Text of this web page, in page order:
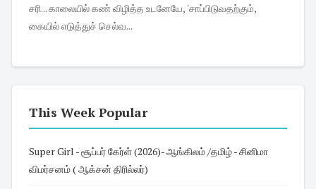
சரி... காலையில் கண் விழித்த உடனேயே, 'சாப்பிடுவதற்கும்,
கையில் எடுத்துச் செல்வ...
This Week Popular
Super Girl - சூப்பர் கேர்ள் (2026)- ஆங்கிலம் /தமிழ் - சினிமா
விமர்சனம் ( ஆக்சன் திரில்லர்)